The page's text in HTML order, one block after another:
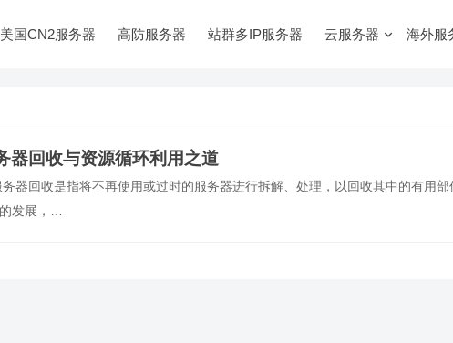
美国CN2服务器 高防服务器 站群多IP服务器 云服务器 海外服
器回收与资源循环利用之道
器回收是指将不再使用或过时的服务器进行拆解、处理，以回收其中的有用部
发展，…